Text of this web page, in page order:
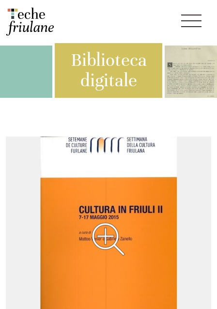
Biblioteca
digitale